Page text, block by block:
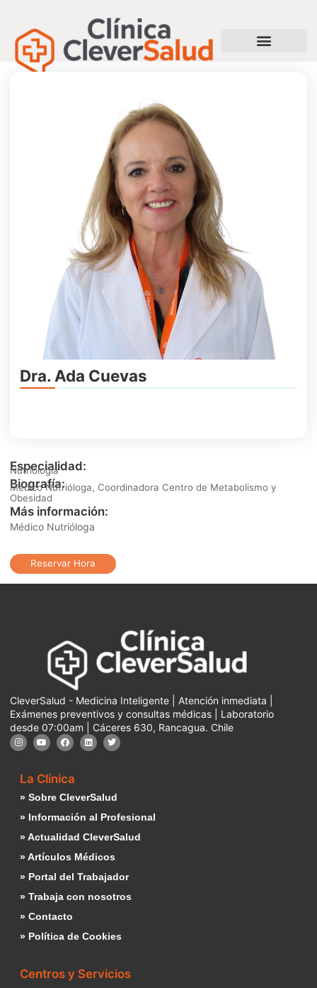
Dra. Ada Cuevas
Especialidad:
Nutriología
Biografía:
Médico Nutrióloga, Coordinadora Centro de Metabolismo y
Obesidad
Más información:
Médico Nutrióloga
Reservar Hora
CleverSalud - Medicina Inteligente | Atención inmediata |
Exámenes preventivos y consultas médicas | Laboratorio
desde 07:00am | Cáceres 630, Rancagua. Chile
La Clínica
» Sobre CleverSalud
» Información al Profesional
» Actualidad CleverSalud
» Artículos Médicos
» Portal del Trabajador
» Trabaja con nosotros
» Contacto
» Política de Cookies
Centros y Servicios